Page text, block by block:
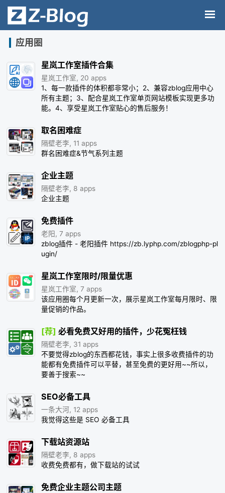
应用圈
星岚工作室插件合集
星岚工作室, 20 apps
1、每一款插件的体积都非常小；2、兼容zblog应用中心
所有主题；3、配合星岚工作室单页网站模板实现更多功
能。4、享受星岚工作室贴心的售后服务！
取名困难症
隔壁老李, 11 apps
群名困难症&节气系列主题
企业主题
隔壁老李, 8 apps
企业主题
免费插件
老阳, 7 apps
zblog插件 - 老阳插件 https://zb.lyphp.com/zblogphp-pl
ugin/
星岚工作室限时/限量优惠
星岚工作室, 7 apps
该应用圈每个月更新一次，展示星岚工作室每月限时、限
量促销的作品。
[荐] 必看免费又好用的插件，少花冤枉钱
隔壁老李, 31 apps
不要觉得zblog的东西都花钱，事实上很多收费插件的功
能都有免费插件可以平替，甚至免费的更好用~~所以，
要善于搜索~~
SEO必备工具
一条大河, 12 apps
我觉得这些是 SEO 必备工具
下载站资源站
隔壁老李, 8 apps
收费免费都有，做下载站的试试
免费企业主题公司主题